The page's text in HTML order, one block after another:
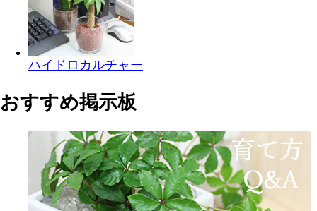
ハイドロカルチャー
おすすめ掲示板